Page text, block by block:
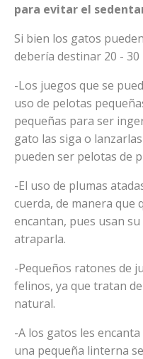
para evitar el
Si bien los gatos
debería destinar 20 -
-Los juegos que se
uso de pelotas
pequeñas para ser
gato las siga o
pueden ser pelotas de
-El uso de plumas
cuerda, de manera que
encantan, pues usan
atraparla.
-Pequeños ratones de
felinos, ya que tratan
natural.
-A los gatos les
una pequeña linterna